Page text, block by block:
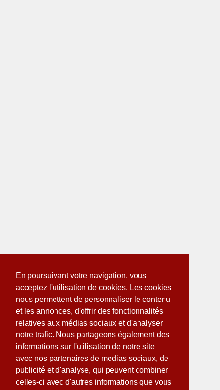
En poursuivant votre navigation, vous
acceptez l'utilisation de cookies. Les cookies
nous permettent de personnaliser le contenu
et les annonces, d'offrir des fonctionnalités
relatives aux médias sociaux et d'analyser
notre trafic. Nous partageons également des
informations sur l'utilisation de notre site
avec nos partenaires de médias sociaux, de
publicité et d'analyse, qui peuvent combiner
celles-ci avec d'autres informations que vous